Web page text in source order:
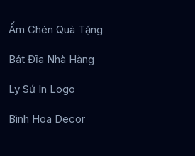
Ấm Chén Quà Tặng
Bát Đĩa Nhà Hàng
Ly Sứ In Logo
Bình Hoa Decor